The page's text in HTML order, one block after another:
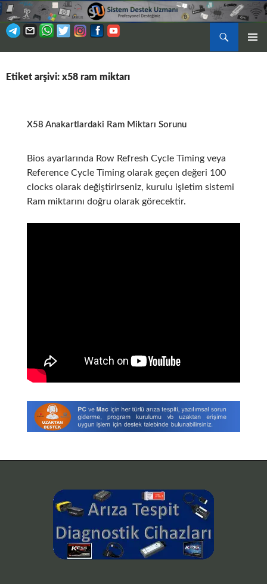
Ara
ATLA
Etiket arşivi: x58 ram miktarı
X58 Anakartlardaki Ram Miktarı Sorunu
Bios ayarlarında Row Refresh Cycle Timing veya
Reference Cycle Timing olarak geçen değeri 100
clocks olarak değiştirirseniz, kurulu işletim sistemi
Ram miktarını doğru olarak görecektir.